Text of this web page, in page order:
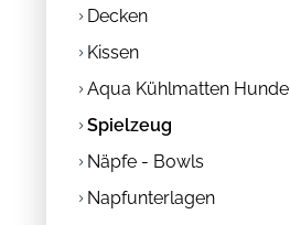
Decken
Kissen
Aqua Kühlmatten Hunde
Spielzeug
Näpfe - Bowls
Napfunterlagen